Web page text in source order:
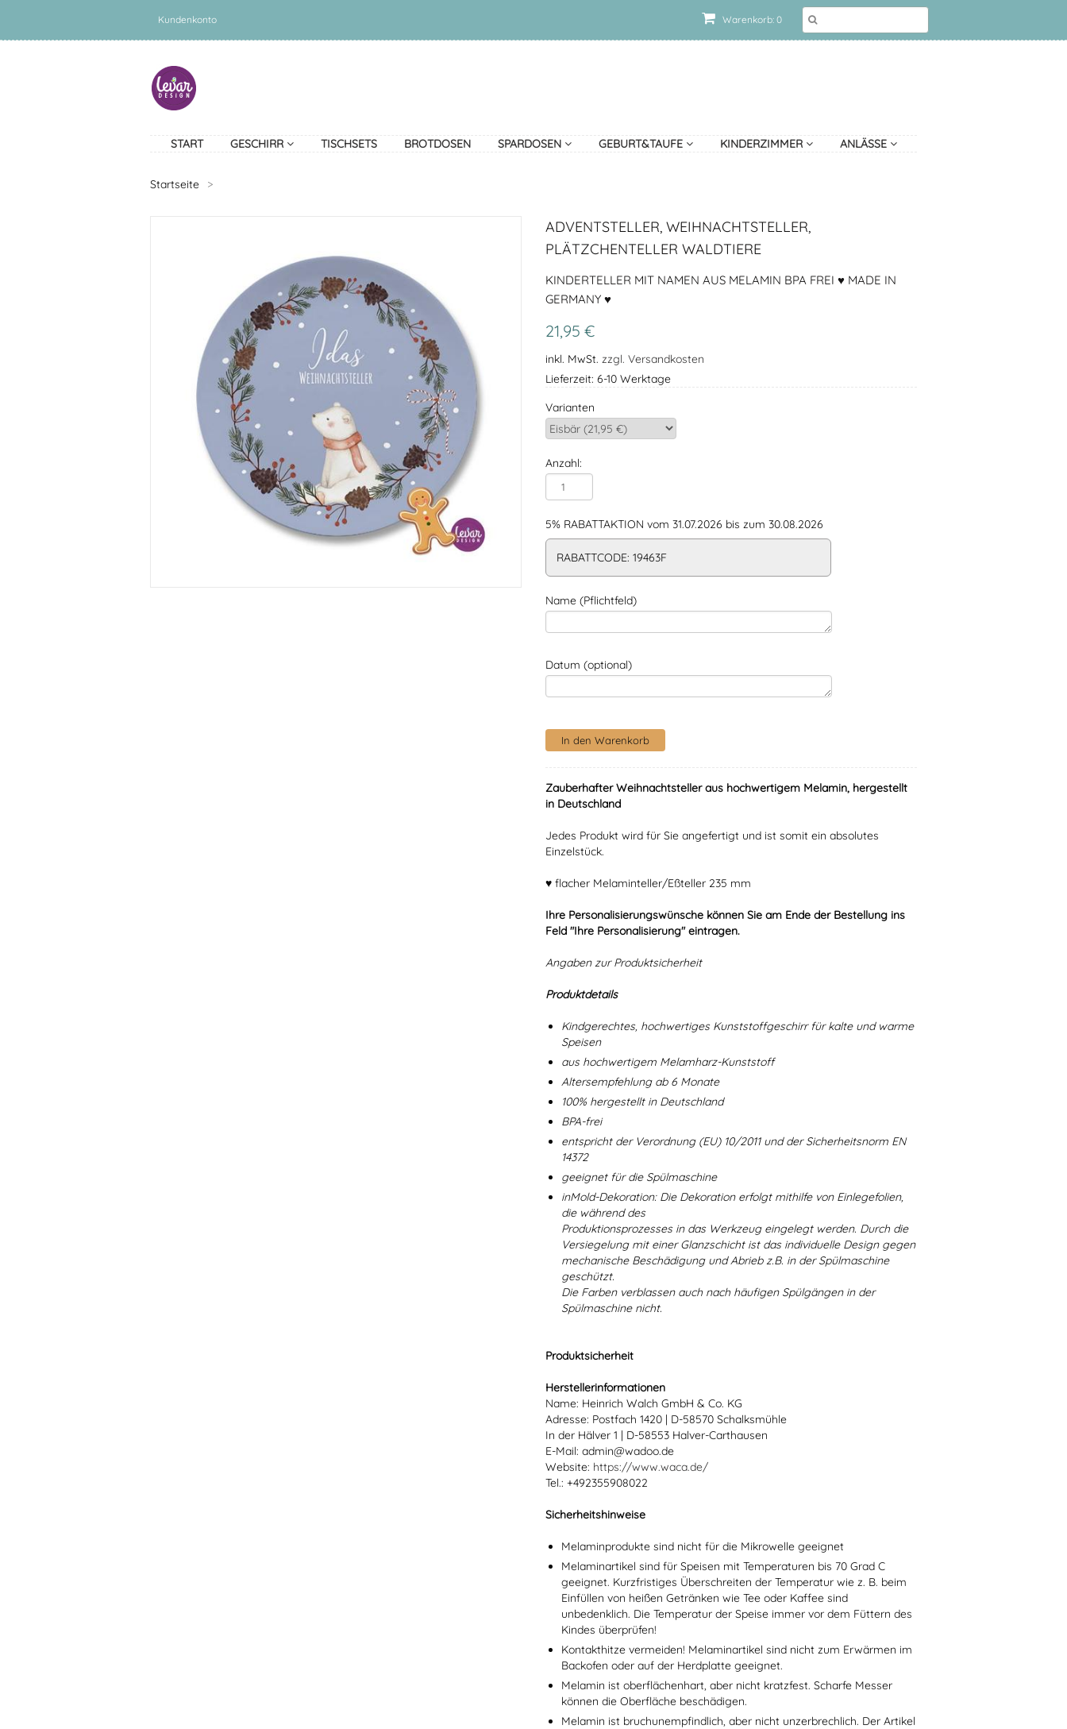
Warenkorb: 0
Kundenkonto
START GESCHIRR TISCHSETS BROTDOSEN SPARDOSEN GEBURT&TAUFE KINDERZIMMER ANLÄSSE
Startseite >
ADVENTSTELLER, WEIHNACHTSTELLER,
PLÄTZCHENTELLER WALDTIERE
KINDERTELLER MIT NAMEN AUS MELAMIN BPA FREI ♥ MADE IN
GERMANY ♥
21,95 €
inkl. MwSt. zzgl. Versandkosten
Lieferzeit: 6-10 Werktage
Varianten
Anzahl:
5% RABATTAKTION vom 31.07.2026 bis zum 30.08.2026
RABATTCODE: 19463F
Name (Pflichtfeld)
Datum (optional)
Zauberhafter Weihnachtsteller aus hochwertigem Melamin, hergestellt
in Deutschland
Jedes Produkt wird für Sie angefertigt und ist somit ein absolutes
Einzelstück.
♥ flacher Melaminteller/Eßteller 235 mm
Ihre Personalisierungswünsche können Sie am Ende der Bestellung ins
Feld "Ihre Personalisierung" eintragen.
Angaben zur Produktsicherheit
Produktdetails
Kindgerechtes, hochwertiges Kunststoffgeschirr für kalte und warme
Speisen
aus hochwertigem Melamharz-Kunststoff
Altersempfehlung ab 6 Monate
100% hergestellt in Deutschland
BPA-frei
entspricht der Verordnung (EU) 10/2011 und der Sicherheitsnorm EN
14372
geeignet für die Spülmaschine
inMold-Dekoration: Die Dekoration erfolgt mithilfe von Einlegefolien,
die während des
Produktionsprozesses in das Werkzeug eingelegt werden. Durch die
Versiegelung mit einer Glanzschicht ist das individuelle Design gegen
mechanische Beschädigung und Abrieb z.B. in der Spülmaschine
geschützt.
Die Farben verblassen auch nach häufigen Spülgängen in der
Spülmaschine nicht.
Produktsicherheit
Herstellerinformationen
Name: Heinrich Walch GmbH & Co. KG
Adresse: Postfach 1420 | D-58570 Schalksmühle
In der Hälver 1 | D-58553 Halver-Carthausen
E-Mail: admin@wadoo.de
Website: https://www.waca.de/
Tel.: +492355908022
Sicherheitshinweise
Melaminprodukte sind nicht für die Mikrowelle geeignet
Melaminartikel sind für Speisen mit Temperaturen bis 70 Grad C
geeignet. Kurzfristiges Überschreiten der Temperatur wie z. B. beim
Einfüllen von heißen Getränken wie Tee oder Kaffee sind
unbedenklich. Die Temperatur der Speise immer vor dem Füttern des
Kindes überprüfen!
Kontakthitze vermeiden! Melaminartikel sind nicht zum Erwärmen im
Backofen oder auf der Herdplatte geeignet.
Melamin ist oberflächenhart, aber nicht kratzfest. Scharfe Messer
können die Oberfläche beschädigen.
Melamin ist bruchunempfindlich, aber nicht unzerbrechlich. Der Artikel